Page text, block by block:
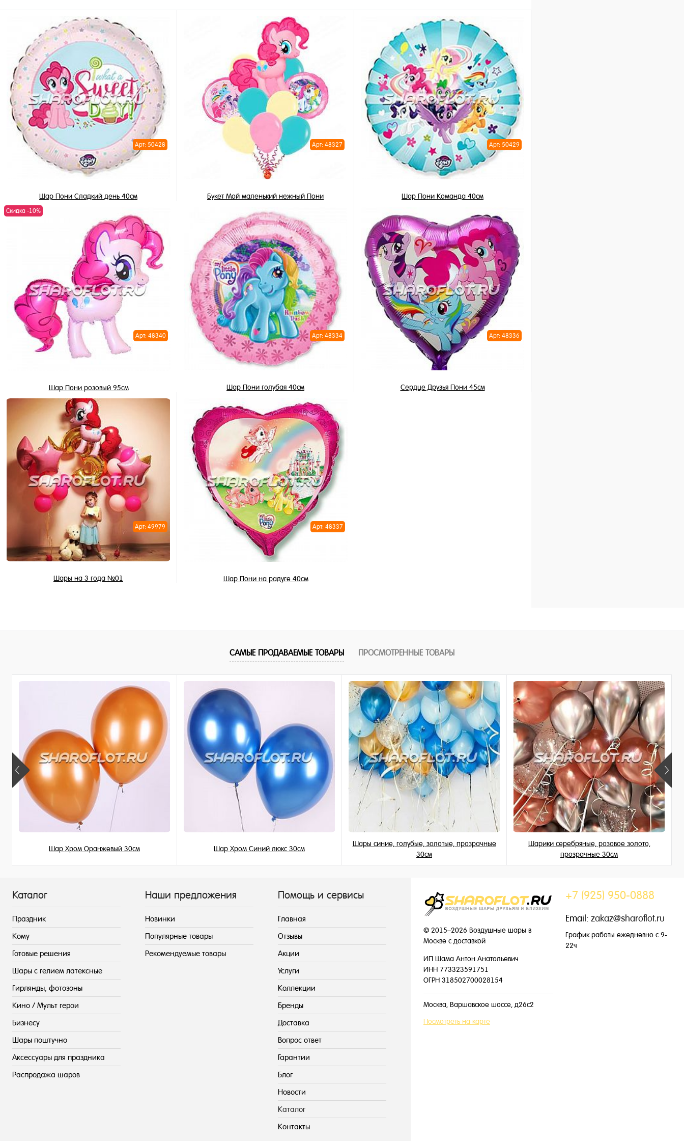
Арт: 50428
Шар Пони Сладкий день 40см
345 ₽/ шт
В корзину
Купить в 1 клик
В избранное
В наличии
Арт: 48327
Букет Мой маленький нежный Пони
3 326 ₽/ шт
В корзину
Купить в 1 клик
В избранное
В наличии
Арт: 50429
Шар Пони Команда 40см
345 ₽/ шт
В корзину
Купить в 1 клик
В избранное
В наличии
Скидка -10%
Арт: 48340
Шар Пони розовый 95см
675 ₽
607.50 ₽/ шт
В корзину
Купить в 1 клик
В избранное
В наличии
Арт: 48334
Шар Пони голубая 40см
395 ₽/ шт
В корзину
Купить в 1 клик
В избранное
В наличии
Арт: 48336
Сердце Друзья Пони 45см
Арт: 49979
Шары на 3 года №01
В избранное
Арт: 48337
Шар Пони на радуге 40см
В избранное
В наличии
САМЫЕ ПРОДАВАЕМЫЕ ТОВАРЫ ПРОСМОТРЕННЫЕ ТОВАРЫ
Шар Хром Оранжевый 30см Шар Хром Синий люкс 30см
Шары синие, голубые, золотые, прозрачные
30см
Шарики серебряные, розовое золото,
прозрачные 30см
Каталог
Праздник
Кому
Готовые решения
Шары с гелием латексные
Гирлянды, фотозоны
Кино / Мульт герои
Бизнесу
Шары поштучно
Аксессуары для праздника
Распродажа шаров
Наши предложения
Новинки
Популярные товары
Рекомендуемые товары
Помощь и сервисы
Главная
Отзывы
Акции
Услуги
Коллекции
Бренды
Доставка
Вопрос ответ
Гарантии
Блог
Новости
Каталог
Контакты
© 2015–2026 Воздушные шары в
Москве с доставкой
ИП Шама Антон Анатольевич
ИНН 773323591751
ОГРН 318502700028154
Москва, Варшавское шоссе, д26с2
Посмотреть на карте
+7 (925) 950-0888
Email: zakaz@sharoflot.ru
График работы ежедневно с 9-
22ч